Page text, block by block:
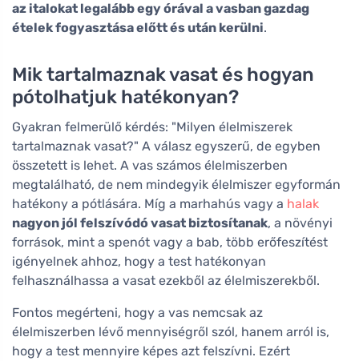
az italokat legalább egy órával a vasban gazdag
ételek fogyasztása előtt és után kerülni.
Mik tartalmaznak vasat és hogyan
pótolhatjuk hatékonyan?
Gyakran felmerülő kérdés: "Milyen élelmiszerek
tartalmaznak vasat?" A válasz egyszerű, de egyben
összetett is lehet. A vas számos élelmiszerben
megtalálható, de nem mindegyik élelmiszer egyformán
hatékony a pótlására. Míg a marhahús vagy a halak
nagyon jól felszívódó vasat biztosítanak, a növényi
források, mint a spenót vagy a bab, több erőfeszítést
igényelnek ahhoz, hogy a test hatékonyan
felhasználhassa a vasat ezekből az élelmiszerekből.
Fontos megérteni, hogy a vas nemcsak az
élelmiszerben lévő mennyiségről szól, hanem arról is,
hogy a test mennyire képes azt felszívni. Ezért